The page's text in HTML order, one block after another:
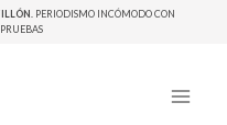
PERIODISMO INCÓMODO CON